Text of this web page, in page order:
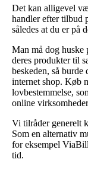
Det kan alligevel
handler efter tilbud
således at du er på
Man må dog huske
deres produkter til
beskeden, så
internet shop. Køb
lovbestemmelse,
online
Vi tilråder generelt
Som en alternativ
for eksempel
tid.